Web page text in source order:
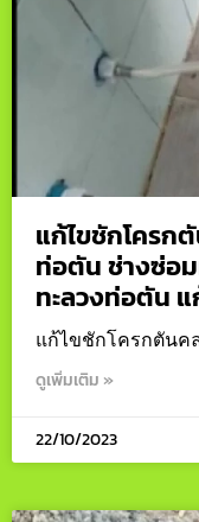
แก้ไขชักโครก
ท่อตัน ช่างซ่อ
ทะลวงท่อตัน
แก้ไขชักโครกตันค
ดูเพิ่มเติม »
22/10/2023